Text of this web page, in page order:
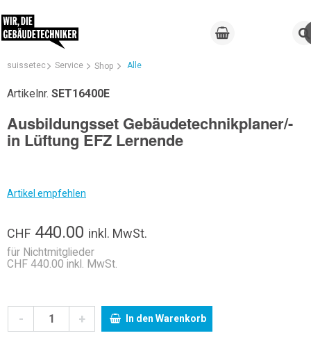
suissetec Service Shop Alle
Artikelnr. SET16400E
Ausbildungsset Gebäudetechnikplaner/-
in Lüftung EFZ Lernende
Artikel empfehlen
CHF 440.00 inkl. MwSt.
für Nichtmitglieder
CHF 440.00 inkl. MwSt.
- + In den Warenkorb